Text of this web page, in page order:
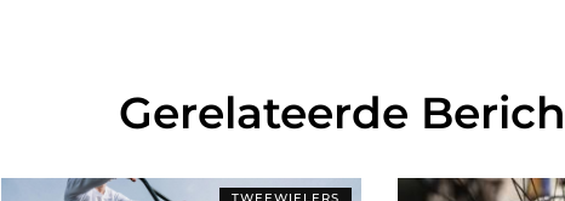
Gerelateerde
TWEEWIELERS